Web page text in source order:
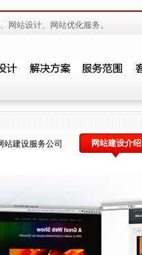
网站设计、网站优化服务。
建设服务公司 网站建设介绍